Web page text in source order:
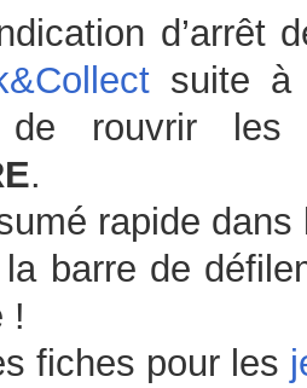
suite à
de rouvrir
.
rapide
barre de
!
fiches pour les